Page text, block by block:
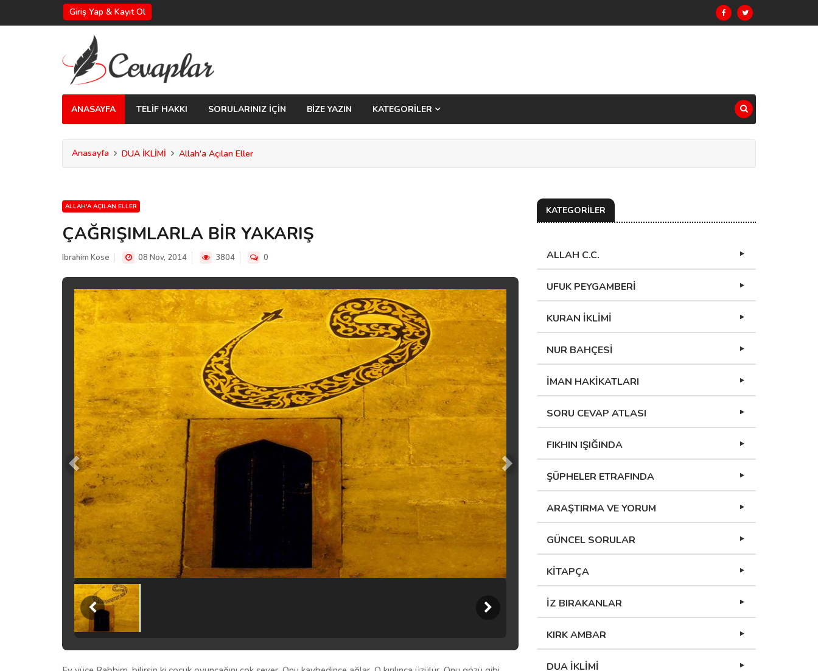
Giriş Yap & Kayıt Ol
ANASAYFA TELİF HAKKI SORULARINIZ İÇİN BİZE YAZIN KATEGORİLER
Anasayfa DUA İKLİMİ Allah'a Açılan Eller
ALLAH'A AÇILAN ELLER
ÇAĞRIŞIMLARLA BİR YAKARIŞ
Ibrahim Kose 08 Nov, 2014 3804 0
KATEGORİLER
ALLAH C.C.
UFUK PEYGAMBERİ
KURAN İKLİMİ
NUR BAHÇESİ
İMAN HAKİKATLARI
SORU CEVAP ATLASI
FIKHIN IŞIĞINDA
ŞÜPHELER ETRAFINDA
ARAŞTIRMA VE YORUM
GÜNCEL SORULAR
KİTAPÇA
İZ BIRAKANLAR
KIRK AMBAR
DUA İKLİMİ